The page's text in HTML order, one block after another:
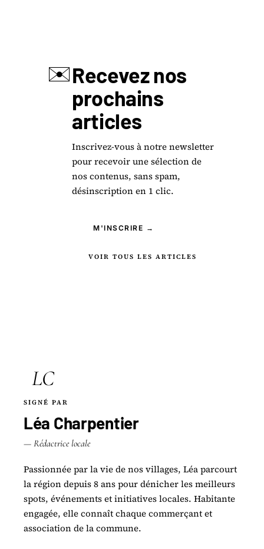
✉️Recevez nos
prochains
articles
Inscrivez-vous à notre newsletter
pour recevoir une sélection de
nos contenus, sans spam,
désinscription en 1 clic.
M'INSCRIRE →
VOIR TOUS LES ARTICLES
LC
SIGNÉ PAR
Léa Charpentier
— Rédactrice locale
Passionnée par la vie de nos villages, Léa parcourt
la région depuis 8 ans pour dénicher les meilleurs
spots, événements et initiatives locales. Habitante
engagée, elle connaît chaque commerçant et
association de la commune.